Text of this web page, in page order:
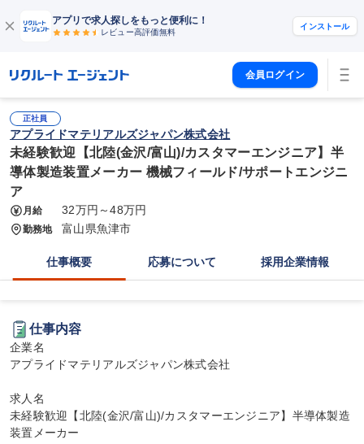
アプリで求人探しをもっと便利に！
レビュー高評価無料
インストール
会員ログイン
正社員
アプライドマテリアルズジャパン株式会社
未経験歓迎【北陸(金沢/富山)/カスタマーエンジニア】半
導体製造装置メーカー 機械フィールド/サポートエンジニ
ア
月給 32万円～48万円
勤務地 富山県魚津市
仕事概要 応募について 採用企業情報
仕事内容
企業名
アプライドマテリアルズジャパン株式会社
求人名
未経験歓迎【北陸(金沢/富山)/カスタマーエンジニア】半導体製造
装置メーカー